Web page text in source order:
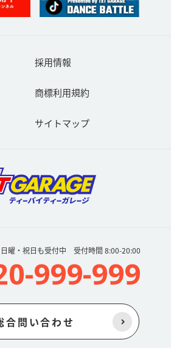
日曜・祝日も受付中 受付時間 8:00-20:00
999-999
合問い合わせ
採用情報
商標利用規約
サイトマップ